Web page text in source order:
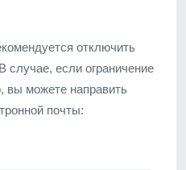
отключить
случае, если ограничение
вы можете направить
почты: